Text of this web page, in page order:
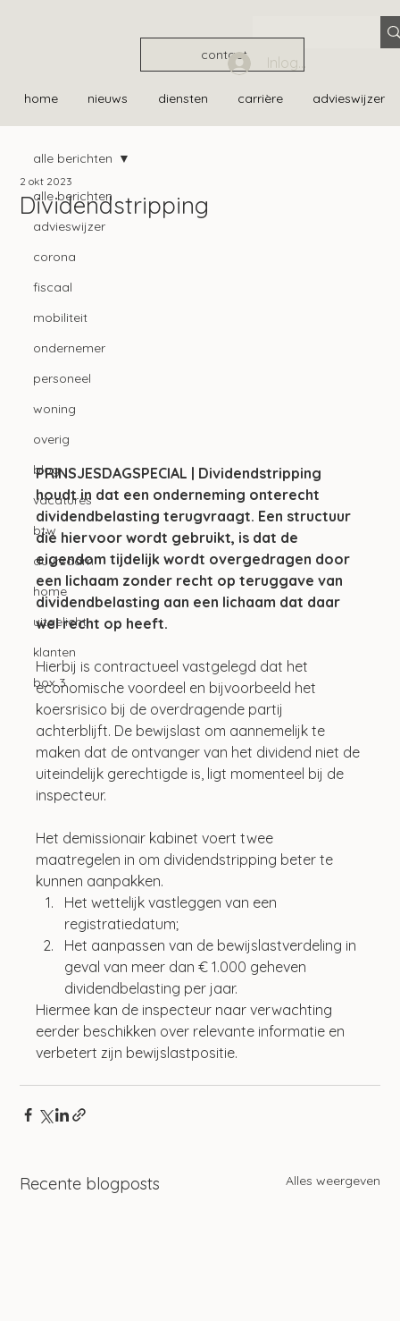
contact
home nieuws diensten carrière advieswijzer
Inloggen
alle berichten
advieswijzer
corona
fiscaal
mobiliteit
ondernemer
personeel
woning
overig
blog
vacatures
btw
duurzaam
home
uitgelicht
klanten
box 3
alle berichten
Dividendstripping
2 okt 2023
PRINSJESDAGSPECIAL | Dividendstripping
houdt in dat een onderneming onterecht
dividendbelasting terugvraagt. Een structuur
die hiervoor wordt gebruikt, is dat de
eigendom tijdelijk wordt overgedragen door
een lichaam zonder recht op teruggave van
dividendbelasting aan een lichaam dat daar
wel recht op heeft.
Hierbij is contractueel vastgelegd dat het
economische voordeel en bijvoorbeeld het
koersrisico bij de overdragende partij
achterblijft. De bewijslast om aannemelijk te
maken dat de ontvanger van het dividend niet de
uiteindelijk gerechtigde is, ligt momenteel bij de
inspecteur.
Het demissionair kabinet voert twee
maatregelen in om dividendstripping beter te
kunnen aanpakken.
Het wettelijk vastleggen van een
registratiedatum;
Het aanpassen van de bewijslastverdeling in
geval van meer dan € 1.000 geheven
dividendbelasting per jaar.
Hiermee kan de inspecteur naar verwachting
eerder beschikken over relevante informatie en
verbetert zijn bewijslastpositie.
Recente blogposts Alles weergeven